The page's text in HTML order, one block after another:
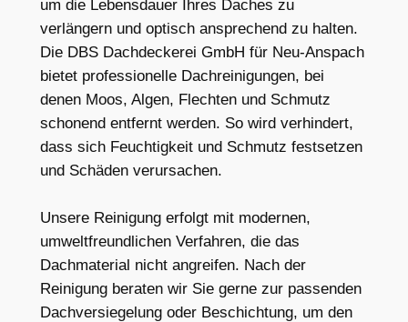
um die Lebensdauer Ihres Daches zu
verlängern und optisch ansprechend zu halten.
Die DBS Dachdeckerei GmbH für Neu-Anspach
bietet professionelle Dachreinigungen, bei
denen Moos, Algen, Flechten und Schmutz
schonend entfernt werden. So wird verhindert,
dass sich Feuchtigkeit und Schmutz festsetzen
und Schäden verursachen.
Unsere Reinigung erfolgt mit modernen,
umweltfreundlichen Verfahren, die das
Dachmaterial nicht angreifen. Nach der
Reinigung beraten wir Sie gerne zur passenden
Dachversiegelung oder Beschichtung, um den